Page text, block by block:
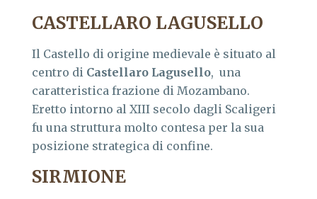
CASTELLARO LAGUSELLO
Il Castello di origine medievale è situato al
centro di Castellaro Lagusello, una
caratteristica frazione di Mozambano.
Eretto intorno al XIII secolo dagli Scaligeri
fu una struttura molto contesa per la sua
posizione strategica di confine.
SIRMIONE